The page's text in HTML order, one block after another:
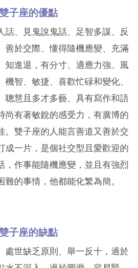
子座的優點
話、見鬼說鬼話、足智多謀、反
善於交際、懂得隨機應變、充滿
知進退，有分寸、適應力強、風
機智、敏捷、喜歡忙碌和變化、
聰慧且多才多藝、具有寫作和語
尚有著敏銳的感受力，有廣博的
。雙子座的人能言善道又善於交
成一片，是個社交型且愛歡迎的
，作事能隨機應變，並且有強烈
難的事情，他都能化繁為簡。
子座的缺點
處世缺乏原則、舉一反十，過於